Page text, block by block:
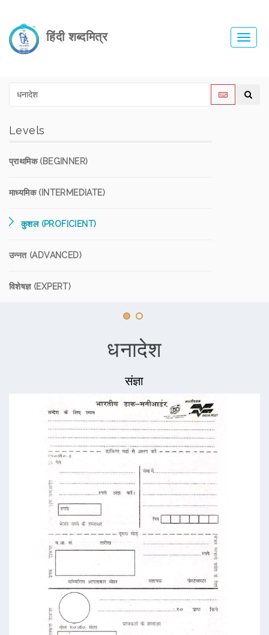
हिंदी शब्दमित्र
Levels
प्राथमिक (BEGINNER)
माध्यमिक (INTERMEDIATE)
कुशल (PROFICIENT)
उन्नत (ADVANCED)
विशेषज्ञ (EXPERT)
धनादेश
संज्ञा